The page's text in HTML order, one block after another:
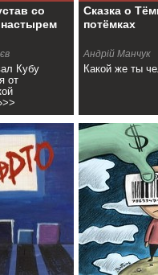
со
Кубу
от
Сказка о
потёмках
Андрій Манчук
Какой же ты